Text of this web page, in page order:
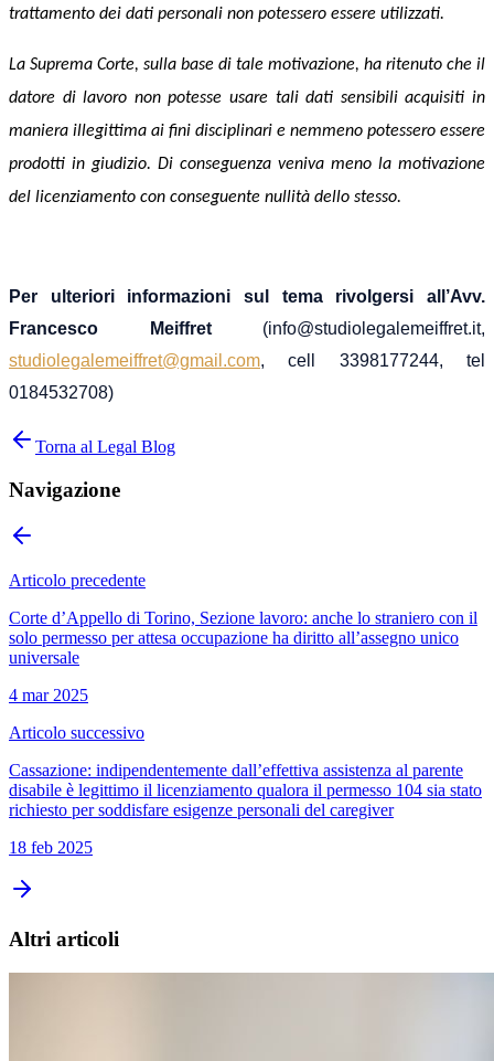
trattamento dei dati personali non potessero essere utilizzati.
La Suprema Corte, sulla base di tale motivazione, ha ritenuto che il
datore di lavoro non potesse usare tali dati sensibiliacquisiti in
maniera illegittima ai fini disciplinari e nemmeno potessero essere
prodotti in giudizio. Di conseguenza veniva meno la motivazione
del licenziamento con conseguente nullità dello stesso.
Per ulteriori informazioni sul tema rivolgersi all’Avv.
Francesco Meiffret (info@studiolegalemeiffret.it,
studiolegalemeiffret@gmail.com, cell 3398177244, tel
0184532708)
Torna al Legal Blog
Navigazione
Articolo precedente
Corte d’Appello di Torino, Sezione lavoro: anche lo straniero con il
solo permesso per attesa occupazione ha diritto all’assegno unico
universale
4 mar 2025
Articolo successivo
Cassazione: indipendentemente dall’effettiva assistenza al parente
disabile è legittimo il licenziamento qualora il permesso 104 sia stato
richiesto per soddisfare esigenze personali del caregiver
18 feb 2025
Altri articoli